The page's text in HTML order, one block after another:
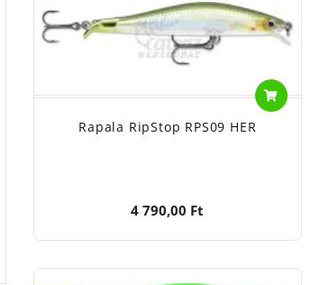
Rapala RipStop RPS09 HER
4 790,00 Ft